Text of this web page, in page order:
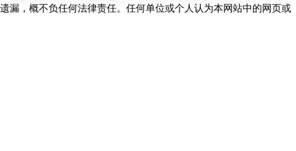
漏，概不负任何法律责任。任何单位或个人认为本网站中的网页或